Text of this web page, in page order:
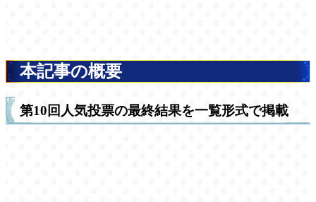
本記事の概要
第10回人気投票の最終結果を一覧形式で掲載